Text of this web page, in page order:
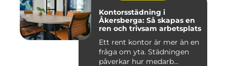
Kontorsstädning i
Åkersberga: Så skapas en
ren och trivsam arbetsplats
Ett rent kontor är mer än en
fråga om yta. Städningen
påverkar hur medarb...